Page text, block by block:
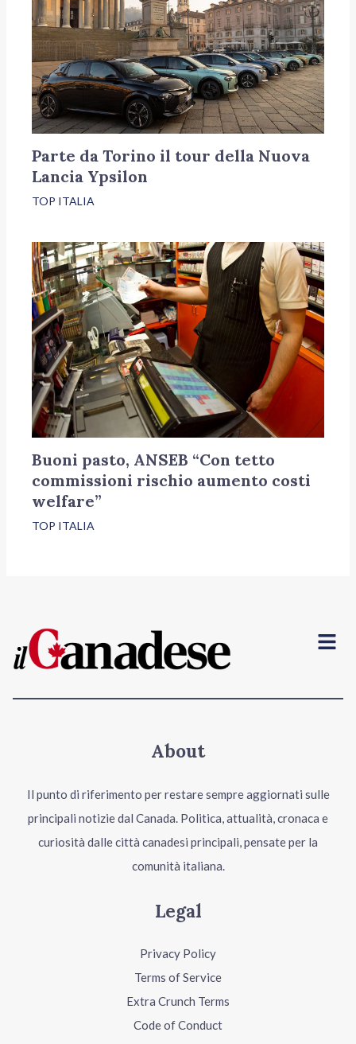
Parte da Torino il tour della Nuova
Lancia Ypsilon
TOP ITALIA
Buoni pasto, ANSEB “Con tetto
commissioni rischio aumento costi
welfare”
TOP ITALIA
Menu
About
Il punto di riferimento per restare sempre aggiornati sulle
principali notizie dal Canada. Politica, attualità, cronaca e
curiosità dalle città canadesi principali, pensate per la
comunità italiana.
Legal
Privacy Policy
Terms of Service
Extra Crunch Terms
Code of Conduct